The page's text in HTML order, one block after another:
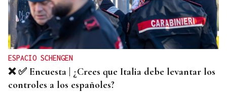
ORÁCULO DAS BURGAS
Horóscopo del día: viernes, 7 de agosto
ESPACIO SCHENGEN
❌ ✅ Encuesta | ¿Crees que Italia debe levantar los
controles a los españoles?